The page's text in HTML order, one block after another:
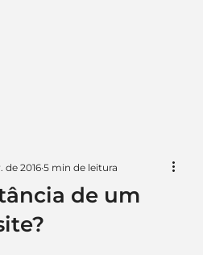
de um
de 2016 5 min de leitura
5 estrelas.